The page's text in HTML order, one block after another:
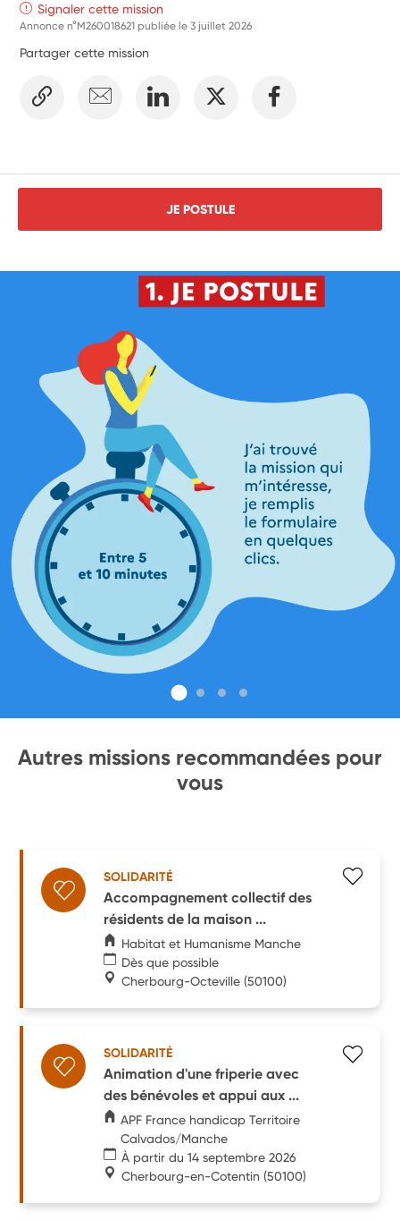
Signaler cette mission
Annonce n°M260018621 publiée le3 juillet 2026
Partager cette mission
JE POSTULE
Autres missions recommandées pour
vous
SOLIDARITÉ
Accompagnement collectif des
résidents de la maison ...
Habitat et Humanisme Manche
Dès que possible
Cherbourg-Octeville (50100)
SOLIDARITÉ
Animation d'une friperie avec
des bénévoles et appui aux ...
APF France handicap Territoire
Calvados/Manche
À partir du 14 septembre 2026
Cherbourg-en-Cotentin (50100)